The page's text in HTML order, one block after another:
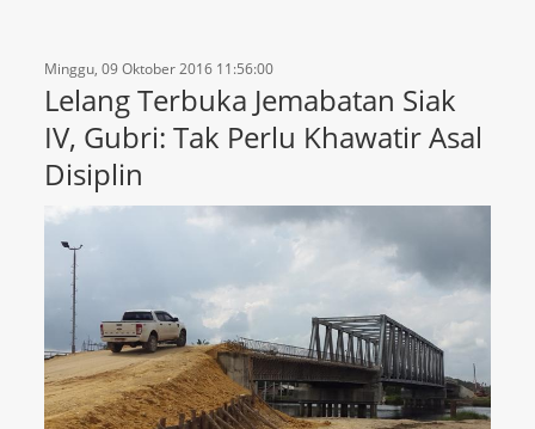
Minggu, 09 Oktober 2016 11:56:00
Lelang Terbuka Jemabatan Siak
IV, Gubri: Tak Perlu Khawatir Asal
Disiplin